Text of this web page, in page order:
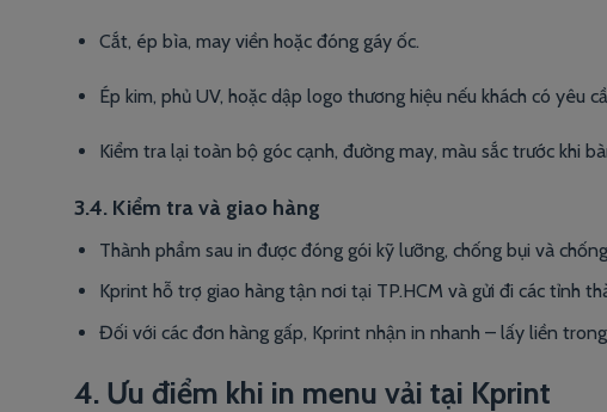
Cắt, ép bìa, may viền hoặc đóng gáy ốc.
Ép kim, phủ UV, hoặc dập logo thương hiệu nếu khách có yêu
Kiểm tra lại toàn bộ góc cạnh, đường may, màu sắc trước khi
3.4. Kiểm tra và giao hàng
Thành phẩm sau in được đóng gói kỹ lưỡng, chống bụi và
Kprint hỗ trợ giao hàng tận nơi tại TP.HCM và gửi đi các tỉnh
Đối với các đơn hàng gấp, Kprint nhận in nhanh – lấy liền
4. Ưu điểm khi in menu vải tại Kprint